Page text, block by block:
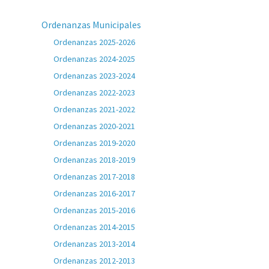
Ordenanzas Municipales
Ordenanzas 2025-2026
Ordenanzas 2024-2025
Ordenanzas 2023-2024
Ordenanzas 2022-2023
Ordenanzas 2021-2022
Ordenanzas 2020-2021
Ordenanzas 2019-2020
Ordenanzas 2018-2019
Ordenanzas 2017-2018
Ordenanzas 2016-2017
Ordenanzas 2015-2016
Ordenanzas 2014-2015
Ordenanzas 2013-2014
Ordenanzas 2012-2013